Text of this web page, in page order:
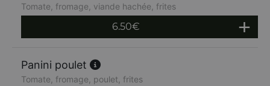
Tomate, fromage, viande hachée, frites
6.50€
Panini poulet
Tomate, fromage, poulet, frites